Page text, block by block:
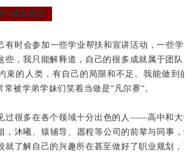
成为自己
有时会参加一些学业帮扶和宣讲活动，一些学
些，我只能解释道，自己的很多成就属于团队
束的人类，有自己的局限和不足。我能做到
常被学弟学妹们笑着当做是“凡尔赛“。
过很多在各个领域十分出色的人——高中和大
，沐曦、猿辅导、愿程等公司的前辈与同事，
就了解自己的兴趣所在甚至做好了职业规划，